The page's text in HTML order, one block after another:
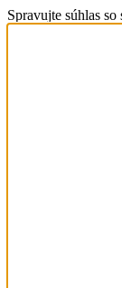
Spravujte súhlas